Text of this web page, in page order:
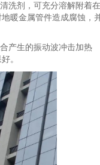
洗剂，可充分溶解附着在
暖金属管件造成腐蚀，
产生的振动波冲击加热
。